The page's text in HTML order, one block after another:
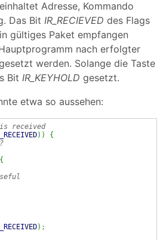
Adresse, Kommando
Das Bit IR_RECIEVED des Flags
gültiges Paket empfangen
nach erfolgter
werden. Solange die Taste
Bit IR_KEYHOLD gesetzt.
etwa so aussehen:
received
) )
{
{
) ;